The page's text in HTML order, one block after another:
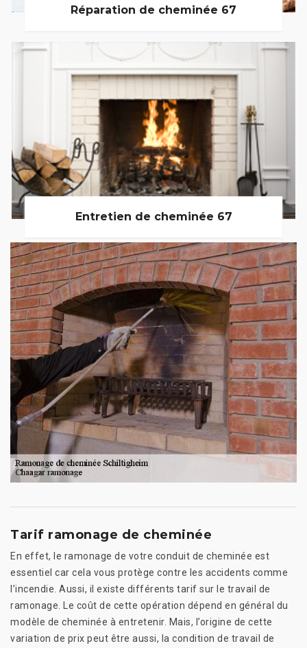
Réparation de cheminée 67
Entretien de cheminée 67
Tarif ramonage de cheminée
En effet, le ramonage de votre conduit de cheminée est
essentiel car cela vous protège contre les accidents comme
l’incendie. Aussi, il existe différents tarif sur le travail de
ramonage. Le coût de cette opération dépend en général du
modèle de cheminée à entretenir. Mais, l’origine de cette
variation de prix peut être aussi, la condition de travail de